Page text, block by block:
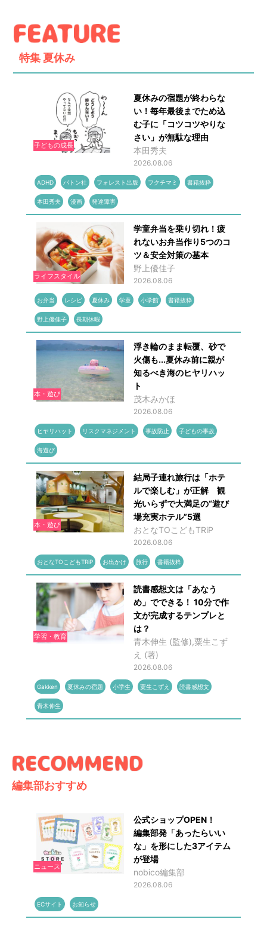
特集 夏休み
子どもの成長
夏休みの宿題が終わらな
い！毎年最後までため込
む子に「コツコツやりな
さい」が無駄な理由
本田秀夫
2026.08.06
ADHD バトン社 フォレスト出版 フクチマミ 書籍抜粋
本田秀夫 漫画 発達障害
ライフスタイル
学童弁当を乗り切れ！疲
れないお弁当作り5つのコ
ツ＆安全対策の基本
野上優佳子
2026.08.06
お弁当 レシピ 夏休み 学童 小学館 書籍抜粋
野上優佳子 長期休暇
本・遊び
浮き輪のまま転覆、砂で
火傷も...夏休み前に親が
知るべき海のヒヤリハッ
ト
茂木みかほ
2026.08.06
ヒヤリハット リスクマネジメント 事故防止 子どもの事故
海遊び
本・遊び
結局子連れ旅行は「ホテ
ルで楽しむ」が正解 観
光いらずで大満足の“遊び
場充実ホテル”5選
おとなTOこどもTRiP
2026.08.06
おとなTOこどもTRiP お出かけ 旅行 書籍抜粋
学習・教育
読書感想文は「あなう
め」でできる！ 10分で作
文が完成するテンプレと
は？
青木伸生 (監修),粟生こず
え (著)
2026.08.06
Gakken 夏休みの宿題 小学生 粟生こずえ 読書感想文
青木伸生
編集部おすすめ
ニュース
公式ショップOPEN！
編集部発「あったらいい
な」を形にした3アイテム
が登場
nobico編集部
2026.08.06
ECサイト お知らせ